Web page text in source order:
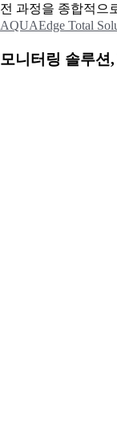
전 과정을 종합적으
AQUAEdge Total
모니터링 솔루션